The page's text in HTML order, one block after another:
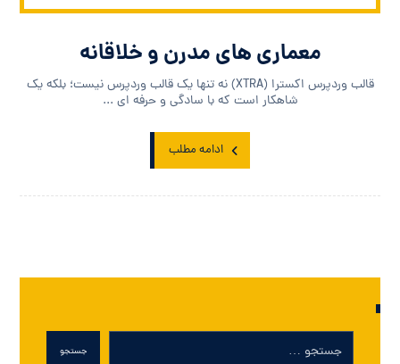
معماری های مدرن و خلاقانه
قالب وردپرس اکسترا (XTRA) نه تنها یک قالب وردپرس نیست؛ بلکه یک
شاهکار است که با سادگی و حرفه ای ...
ادامه مطلب
جستجو